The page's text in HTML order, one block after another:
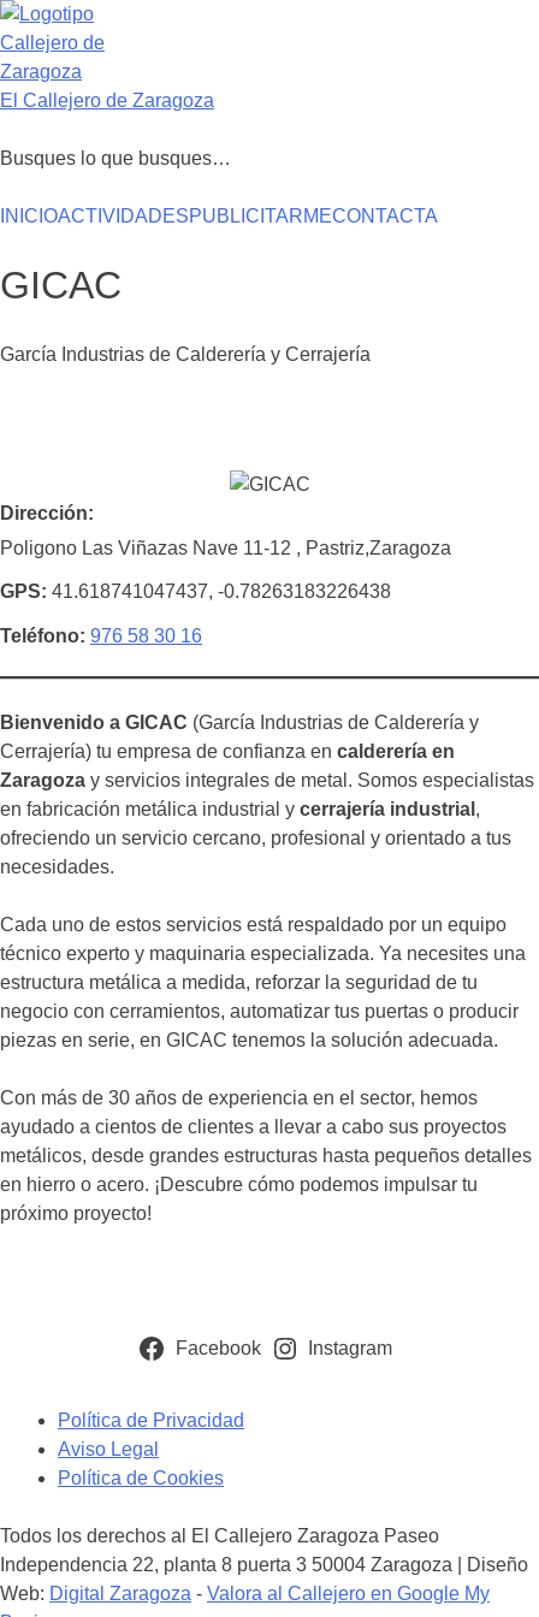
Saltar
al
contenido
El Callejero de Zaragoza
Busques lo que busques…
INICIOACTIVIDADESPUBLICITARMECONTACTA
GICAC
García Industrias de Calderería y Cerrajería
Dirección
Poligono Las Viñazas Nave 11-12 , Pastriz,Zaragoza
GPS 41.618741047437, -0.78263183226438
Teléfono 976 58 30 16
Bienvenido a GICAC (García Industrias de Calderería y
Cerrajería) tu empresa de confianza en calderería en
Zaragoza y servicios integrales de metal. Somos especialistas
en fabricación metálica industrial y cerrajería industrial ,
ofreciendo un servicio cercano, profesional y orientado a tus
necesidades.
Cada uno de estos servicios está respaldado por un equipo
técnico experto y maquinaria especializada. Ya necesites una
estructura metálica a medida, reforzar la seguridad de tu
negocio con cerramientos, automatizar tus puertas o producir
piezas en serie, en GICAC tenemos la solución adecuada.
Con más de 30 años de experiencia en el sector, hemos
ayudado a cientos de clientes a llevar a cabo sus proyectos
metálicos, desde grandes estructuras hasta pequeños detalles
en hierro o acero. ¡Descubre cómo podemos impulsar tu
próximo proyecto!
Facebook Instagram
Política de Privacidad
Aviso Legal
Política de Cookies
Todos los derechos al El Callejero Zaragoza Paseo
Independencia 22, planta 8 puerta 3 50004 Zaragoza | Diseño
Web: Digital Zaragoza - Valora al Callejero en Google My